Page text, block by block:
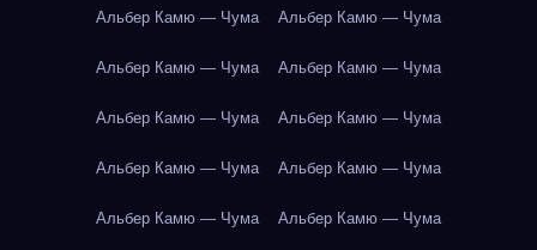
Альбер Камю — Чума Альбер Камю — Чума
Альбер Камю — Чума Альбер Камю — Чума
Альбер Камю — Чума Альбер Камю — Чума
Альбер Камю — Чума Альбер Камю — Чума
Альбер Камю — Чума Альбер Камю — Чума